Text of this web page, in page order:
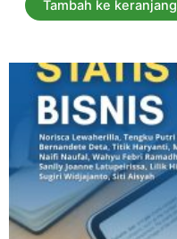
Tambah ke keranjang